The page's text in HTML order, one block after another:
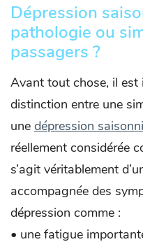
Dépression
pathologie ou
passagers ?
Avant tout chose, il
distinction entre une
une dépression
réellement considérée
s’agit véritablement
accompagnée des
dépression comme :
• une fatigue